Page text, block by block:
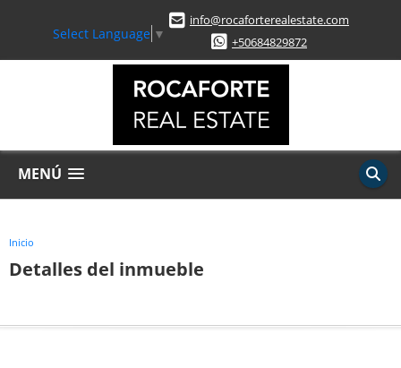
Select Language ▼
info@rocaforterealestate.com
+50684829872
MENÚ
Inicio
Detalles del inmueble